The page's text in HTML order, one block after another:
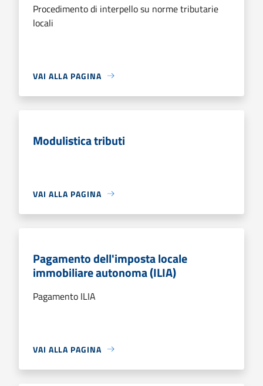
Procedimento di interpello su norme tributarie
locali
VAI ALLA PAGINA
Modulistica tributi
VAI ALLA PAGINA
Pagamento dell'imposta locale
immobiliare autonoma (ILIA)
Pagamento ILIA
VAI ALLA PAGINA